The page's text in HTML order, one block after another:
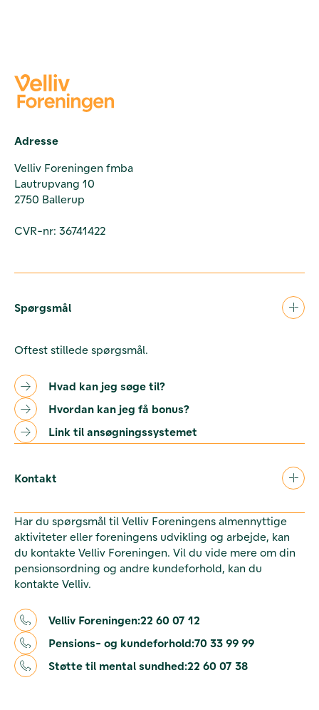
Adresse
Velliv Foreningen fmba
Lautrupvang 10
2750 Ballerup
CVR-nr: 36741422
Spørgsmål
Oftest stillede spørgsmål.
Hvad kan jeg søge til?
Hvordan kan jeg få bonus?
Link til ansøgningssystemet
Kontakt
Har du spørgsmål til Velliv Foreningens almennyttige
aktiviteter eller foreningens udvikling og arbejde, kan
du kontakte Velliv Foreningen. Vil du vide mere om din
pensionsordning og andre kundeforhold, kan du
kontakte Velliv.
Velliv Foreningen:22 60 07 12
Pensions- og kundeforhold:70 33 99 99
Støtte til mental sundhed:22 60 07 38